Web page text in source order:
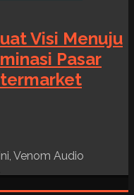
Visi Menuju
Pasar
Venom Audio